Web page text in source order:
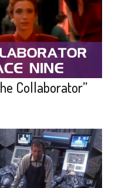
Collaborator”